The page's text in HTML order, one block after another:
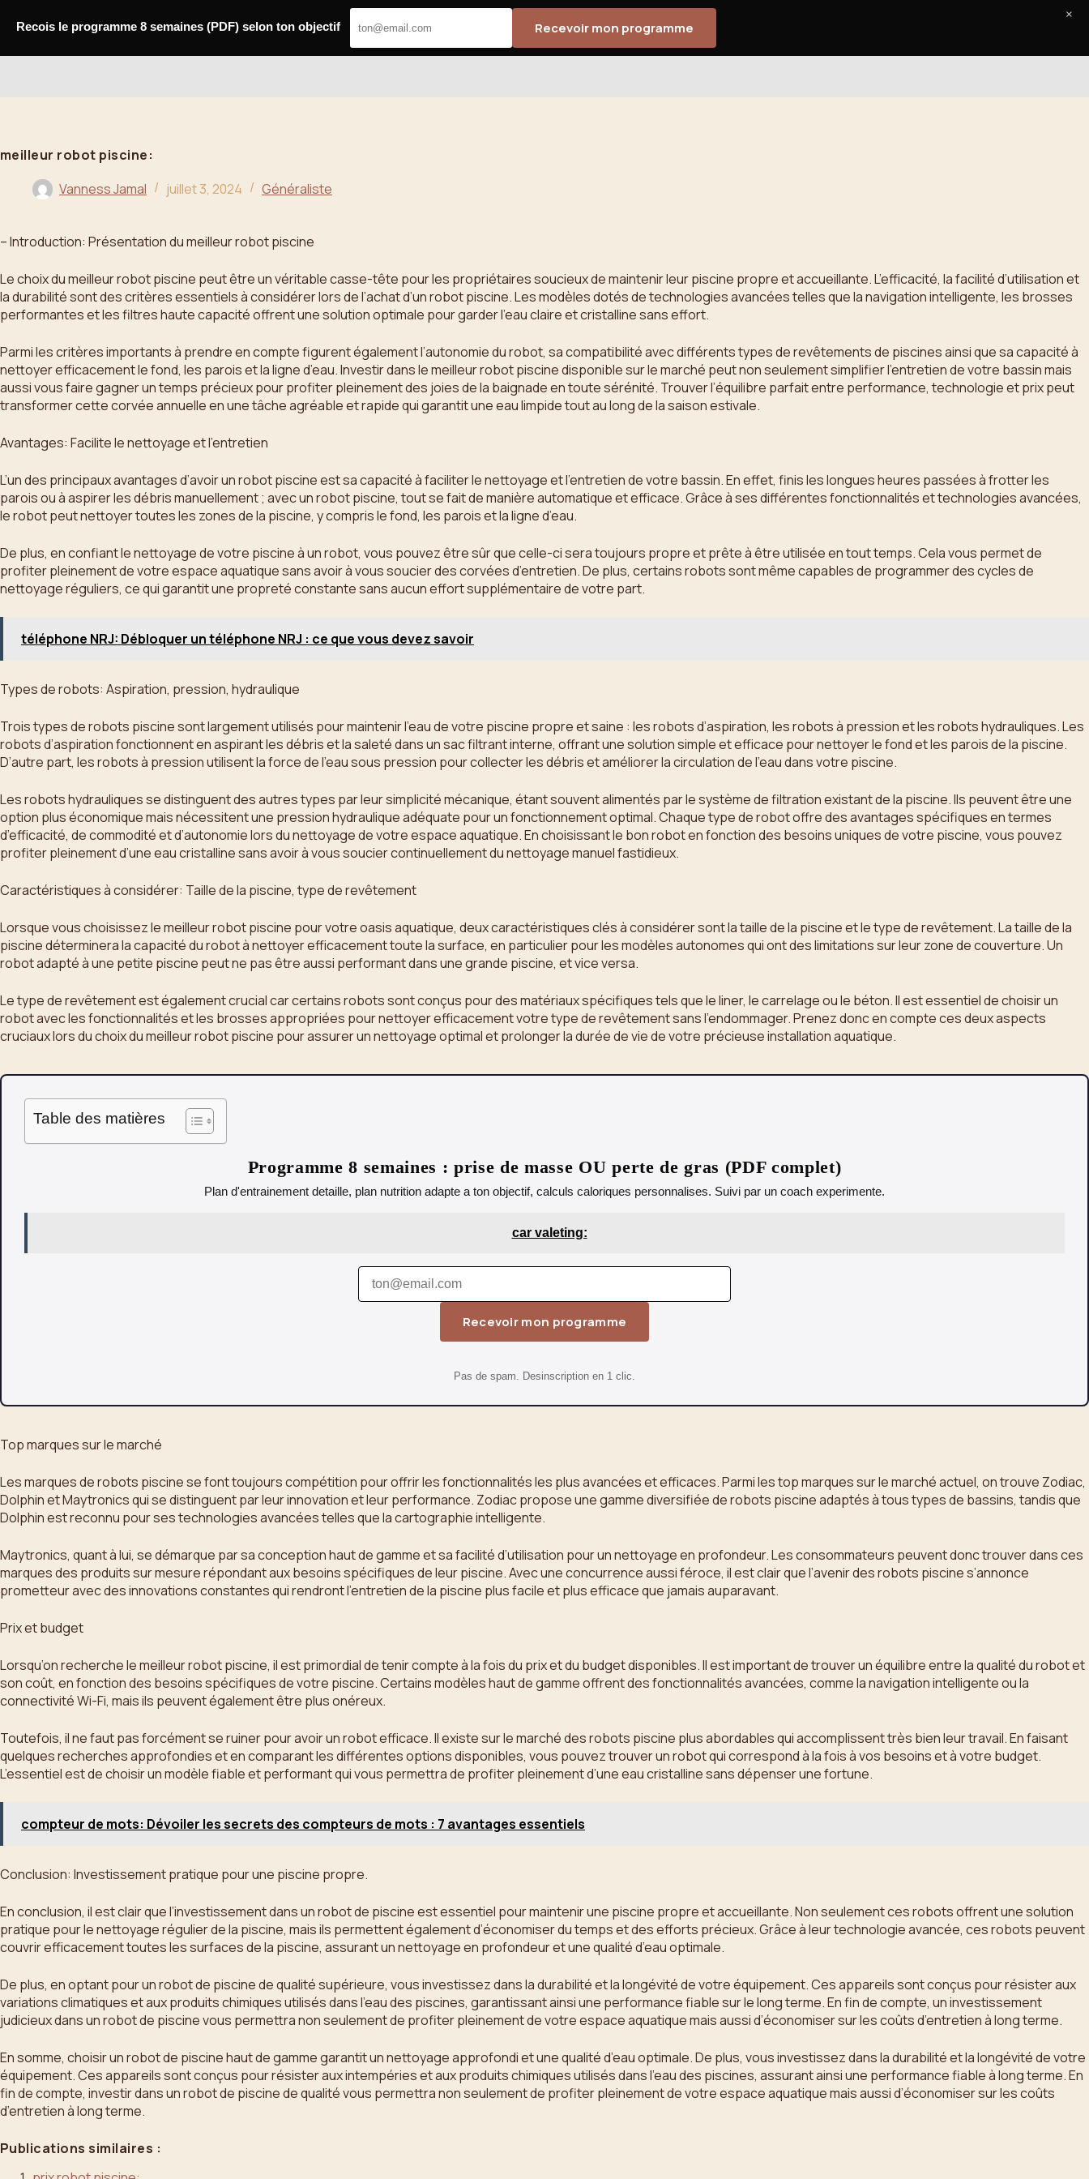
meilleur robot piscine:
Vanness Jamal
juillet 3, 2024 Généraliste
– Introduction: Présentation du meilleur robot piscine
Le choix du meilleur robot piscine peut être un véritable casse-tête pour les propriétaires soucieux de maintenir leur piscine propre et accueillante. L’efficacité, la facilité d’utilisation et
la durabilité sont des critères essentiels à considérer lors de l’achat d’un robot piscine. Les modèles dotés de technologies avancées telles que la navigation intelligente, les brosses
performantes et les filtres haute capacité offrent une solution optimale pour garder l’eau claire et cristalline sans effort.
Parmi les critères importants à prendre en compte figurent également l’autonomie du robot, sa compatibilité avec différents types de revêtements de piscines ainsi que sa capacité à
nettoyer efficacement le fond, les parois et la ligne d’eau. Investir dans le meilleur robot piscine disponible sur le marché peut non seulement simplifier l’entretien de votre bassin mais
aussi vous faire gagner un temps précieux pour profiter pleinement des joies de la baignade en toute sérénité. Trouver l’équilibre parfait entre performance, technologie et prix peut
transformer cette corvée annuelle en une tâche agréable et rapide qui garantit une eau limpide tout au long de la saison estivale.
Avantages: Facilite le nettoyage et l’entretien
L’un des principaux avantages d’avoir un robot piscine est sa capacité à faciliter le nettoyage et l’entretien de votre bassin. En effet, finis les longues heures passées à frotter les
parois ou à aspirer les débris manuellement ; avec un robot piscine, tout se fait de manière automatique et efficace. Grâce à ses différentes fonctionnalités et technologies avancées,
le robot peut nettoyer toutes les zones de la piscine, y compris le fond, les parois et la ligne d’eau.
De plus, en confiant le nettoyage de votre piscine à un robot, vous pouvez être sûr que celle-ci sera toujours propre et prête à être utilisée en tout temps. Cela vous permet de
profiter pleinement de votre espace aquatique sans avoir à vous soucier des corvées d’entretien. De plus, certains robots sont même capables de programmer des cycles de
nettoyage réguliers, ce qui garantit une propreté constante sans aucun effort supplémentaire de votre part.
téléphone NRJ: Débloquer un téléphone NRJ : ce que vous devez savoir
Types de robots: Aspiration, pression, hydraulique
Trois types de robots piscine sont largement utilisés pour maintenir l’eau de votre piscine propre et saine : les robots d’aspiration, les robots à pression et les robots hydrauliques. Les
robots d’aspiration fonctionnent en aspirant les débris et la saleté dans un sac filtrant interne, offrant une solution simple et efficace pour nettoyer le fond et les parois de la piscine.
D’autre part, les robots à pression utilisent la force de l’eau sous pression pour collecter les débris et améliorer la circulation de l’eau dans votre piscine.
Les robots hydrauliques se distinguent des autres types par leur simplicité mécanique, étant souvent alimentés par le système de filtration existant de la piscine. Ils peuvent être une
option plus économique mais nécessitent une pression hydraulique adéquate pour un fonctionnement optimal. Chaque type de robot offre des avantages spécifiques en termes
d’efficacité, de commodité et d’autonomie lors du nettoyage de votre espace aquatique. En choisissant le bon robot en fonction des besoins uniques de votre piscine, vous pouvez
profiter pleinement d’une eau cristalline sans avoir à vous soucier continuellement du nettoyage manuel fastidieux.
Caractéristiques à considérer: Taille de la piscine, type de revêtement
Lorsque vous choisissez le meilleur robot piscine pour votre oasis aquatique, deux caractéristiques clés à considérer sont la taille de la piscine et le type de revêtement. La taille de la
piscine déterminera la capacité du robot à nettoyer efficacement toute la surface, en particulier pour les modèles autonomes qui ont des limitations sur leur zone de couverture. Un
robot adapté à une petite piscine peut ne pas être aussi performant dans une grande piscine, et vice versa.
Le type de revêtement est également crucial car certains robots sont conçus pour des matériaux spécifiques tels que le liner, le carrelage ou le béton. Il est essentiel de choisir un
robot avec les fonctionnalités et les brosses appropriées pour nettoyer efficacement votre type de revêtement sans l’endommager. Prenez donc en compte ces deux aspects
cruciaux lors du choix du meilleur robot piscine pour assurer un nettoyage optimal et prolonger la durée de vie de votre précieuse installation aquatique.
Table des matières
Programme 8 semaines : prise de masse OU perte de gras (PDF complet)
Plan d'entrainement detaille, plan nutrition adapte a ton objectif, calculs caloriques personnalises. Suivi par un coach experimente.
car valeting:
Recevoir mon programme
Pas de spam. Desinscription en 1 clic.
Top marques sur le marché
Les marques de robots piscine se font toujours compétition pour offrir les fonctionnalités les plus avancées et efficaces. Parmi les top marques sur le marché actuel, on trouve Zodiac,
Dolphin et Maytronics qui se distinguent par leur innovation et leur performance. Zodiac propose une gamme diversifiée de robots piscine adaptés à tous types de bassins, tandis que
Dolphin est reconnu pour ses technologies avancées telles que la cartographie intelligente.
Maytronics, quant à lui, se démarque par sa conception haut de gamme et sa facilité d’utilisation pour un nettoyage en profondeur. Les consommateurs peuvent donc trouver dans ces
marques des produits sur mesure répondant aux besoins spécifiques de leur piscine. Avec une concurrence aussi féroce, il est clair que l’avenir des robots piscine s’annonce
prometteur avec des innovations constantes qui rendront l’entretien de la piscine plus facile et plus efficace que jamais auparavant.
Prix et budget
Lorsqu’on recherche le meilleur robot piscine, il est primordial de tenir compte à la fois du prix et du budget disponibles. Il est important de trouver un équilibre entre la qualité du robot et
son coût, en fonction des besoins spécifiques de votre piscine. Certains modèles haut de gamme offrent des fonctionnalités avancées, comme la navigation intelligente ou la
connectivité Wi-Fi, mais ils peuvent également être plus onéreux.
Toutefois, il ne faut pas forcément se ruiner pour avoir un robot efficace. Il existe sur le marché des robots piscine plus abordables qui accomplissent très bien leur travail. En faisant
quelques recherches approfondies et en comparant les différentes options disponibles, vous pouvez trouver un robot qui correspond à la fois à vos besoins et à votre budget.
L’essentiel est de choisir un modèle fiable et performant qui vous permettra de profiter pleinement d’une eau cristalline sans dépenser une fortune.
compteur de mots: Dévoiler les secrets des compteurs de mots : 7 avantages essentiels
Conclusion: Investissement pratique pour une piscine propre.
En conclusion, il est clair que l’investissement dans un robot de piscine est essentiel pour maintenir une piscine propre et accueillante. Non seulement ces robots offrent une solution
pratique pour le nettoyage régulier de la piscine, mais ils permettent également d’économiser du temps et des efforts précieux. Grâce à leur technologie avancée, ces robots peuvent
couvrir efficacement toutes les surfaces de la piscine, assurant un nettoyage en profondeur et une qualité d’eau optimale.
De plus, en optant pour un robot de piscine de qualité supérieure, vous investissez dans la durabilité et la longévité de votre équipement. Ces appareils sont conçus pour résister aux
variations climatiques et aux produits chimiques utilisés dans l’eau des piscines, garantissant ainsi une performance fiable sur le long terme. En fin de compte, un investissement
judicieux dans un robot de piscine vous permettra non seulement de profiter pleinement de votre espace aquatique mais aussi d’économiser sur les coûts d’entretien à long terme.
En somme, choisir un robot de piscine haut de gamme garantit un nettoyage approfondi et une qualité d’eau optimale. De plus, vous investissez dans la durabilité et la longévité de votre
équipement. Ces appareils sont conçus pour résister aux intempéries et aux produits chimiques utilisés dans l’eau des piscines, assurant ainsi une performance fiable à long terme. En
fin de compte, investir dans un robot de piscine de qualité vous permettra non seulement de profiter pleinement de votre espace aquatique mais aussi d’économiser sur les coûts
d’entretien à long terme.
Publications similaires :
Recois le programme 8 semaines (PDF) selon ton objectif Recevoir mon programme
×